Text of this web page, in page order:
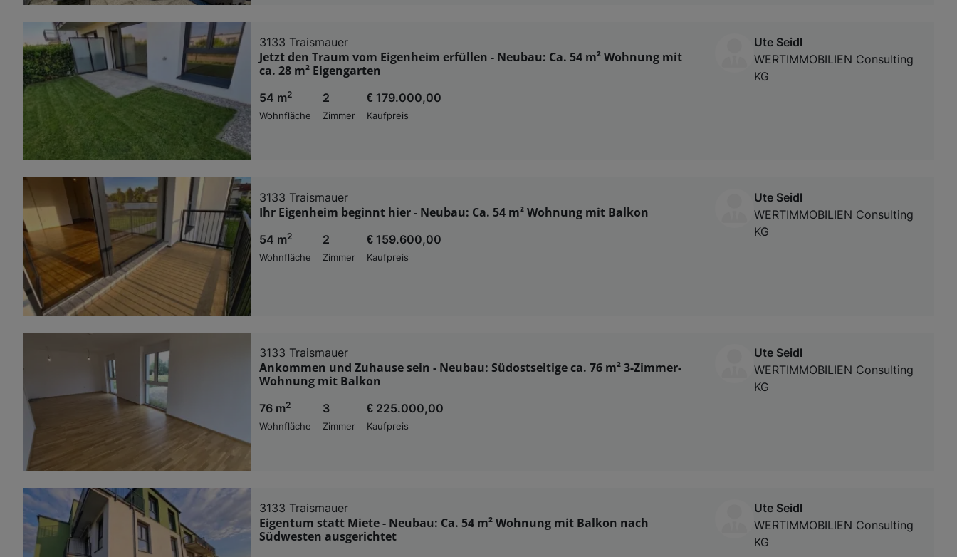
3133 Traismauer
Jetzt den Traum vom Eigenheim erfüllen - Neubau: Ca. 54 m² Wohnung mit
ca. 28 m² Eigengarten
54 m2
Wohnfläche
2
Zimmer
€ 179.000,00
Kaufpreis
Ute Seidl
WERTIMMOBILIEN Consulting
KG
3133 Traismauer
Ihr Eigenheim beginnt hier - Neubau: Ca. 54 m² Wohnung mit Balkon
54 m2
Wohnfläche
2
Zimmer
€ 159.600,00
Kaufpreis
Ute Seidl
WERTIMMOBILIEN Consulting
KG
3133 Traismauer
Ankommen und Zuhause sein - Neubau: Südostseitige ca. 76 m² 3-Zimmer-
Wohnung mit Balkon
76 m2
Wohnfläche
3
Zimmer
€ 225.000,00
Kaufpreis
Ute Seidl
WERTIMMOBILIEN Consulting
KG
3133 Traismauer
Eigentum statt Miete - Neubau: Ca. 54 m² Wohnung mit Balkon nach
Südwesten ausgerichtet
Ute Seidl
WERTIMMOBILIEN Consulting
KG